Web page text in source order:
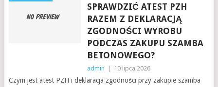
SPRAWDZIĆ ATEST PZH
RAZEM Z DEKLARACJĄ
ZGODNOŚCI WYROBU
PODCZAS ZAKUPU SZAMBA
BETONOWEGO?
admin 10 lipca 2026
Czym jest atest PZH i deklaracja zgodności przy zakupie szamba